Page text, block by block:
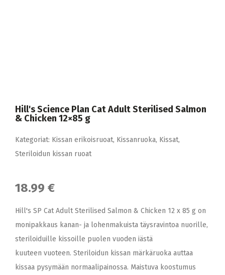
Hill's Science Plan Cat Adult Sterilised Salmon
& Chicken 12×85 g
Kategoriat: Kissan erikoisruoat, Kissanruoka, Kissat,
Steriloidun kissan ruoat
18.99 €
Hill's SP Cat Adult Sterilised Salmon & Chicken 12 x 85 g on
monipakkaus kanan- ja lohenmakuista täysravintoa nuorille,
steriloiduille kissoille puolen vuoden iästä
kuuteen vuoteen. Steriloidun kissan märkäruoka auttaa
kissaa pysymään normaalipainossa. Maistuva koostumus